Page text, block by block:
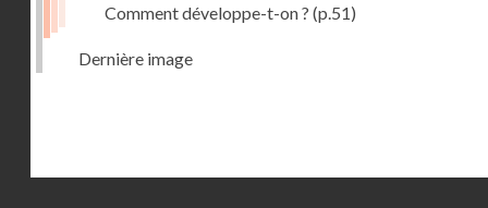
Comment développe-t-on ? (p.51)
Dernière image